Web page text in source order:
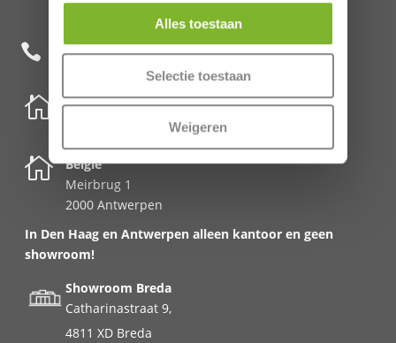
Alles toestaan
Selectie toestaan
Weigeren
 +31 85 482 0020

Nederland
2595 AR Den Haag

België
Meirbrug 1
2000 Antwerpen
In Den Haag en Antwerpen alleen kantoor en geen
showroom!
Showroom Breda
Catharinastraat 9,
4811 XD Breda